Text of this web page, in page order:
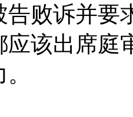
告败诉并要
应该出席庭